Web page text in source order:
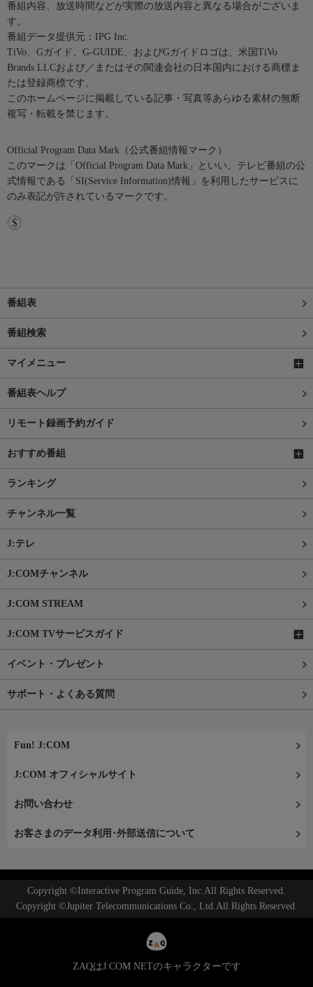
番組内容、放送時間などが実際の放送内容と異なる場合がございま
す。
番組データ提供元：IPG Inc.
TiVo、Gガイド、G-GUIDE、およびGガイドロゴは、米国TiVo
Brands LLCおよび／またはその関連会社の日本国内における商標ま
たは登録商標です。
このホームページに掲載している記事・写真等あらゆる素材の無断
複写・転載を禁じます。
Official Program Data Mark（公式番組情報マーク）
このマークは「Official Program Data Mark」といい、テレビ番組の公
式情報である「SI(Service Information)情報」を利用したサービスに
のみ表記が許されているマークです。
番組表
番組検索
マイメニュー
番組表ヘルプ
リモート録画予約ガイド
おすすめ番組
ランキング
チャンネル一覧
J:テレ
J:COMチャンネル
J:COM STREAM
J:COM TVサービスガイド
イベント・プレゼント
サポート・よくある質問
Fun! J:COM
J:COM オフィシャルサイト
お問い合わせ
お客さまのデータ利用･外部送信について
Copyright ©Interactive Program Guide, Inc.All Rights Reserved.
Copyright ©Jupiter Telecommunications Co., Ltd.All Rights Reserved.
ZAQはJ:COM NETのキャラクターです